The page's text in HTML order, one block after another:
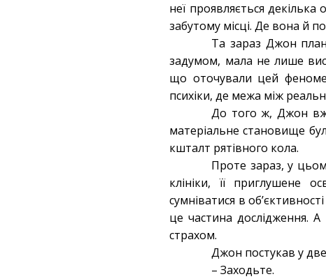
неї проявляється
забутому місці. Де вона й
Та зараз Джон
задумом, мала не лише
що оточували цей феномен
психіки, де межа між
До того ж, Джон
матеріальне становище
кшталт рятівного кола.
Проте зараз, у
клініки, її приглушене
сумніватися в
це частина дослідження.
страхом.
Джон постукав у
– Заходьте.